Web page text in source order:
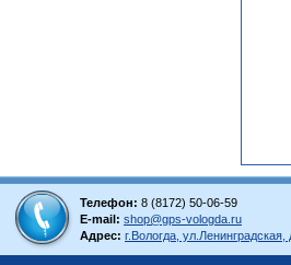
Телефон: 8 (8172) 50-06-59
E-mail: shop@gps-vologda.ru
Адрес: г.Вологда,